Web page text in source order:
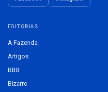
EDITORIAS
A Fazenda
Artigos
BBB
Bizarro